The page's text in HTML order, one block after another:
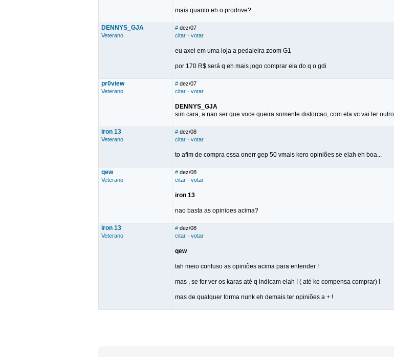
mais quanto eh o prodrive?
DENNYS_GJA
Veterano
# dez/07
citar · votar
eu axei em uma loja a pedaleira zoom G1
por 170 R$ será q eh mais jogo comprar ela do q o gdi
pr0view
Veterano
# dez/07
citar · votar
DENNYS_GJA
sim cara, a nao ser que voce queira somente distorcao, com ela vc vai ter
iron 13
Veterano
# dez/08
citar · votar
to afim de compra essa onerr gep 50 vmais kero opiniões se elah eh boa...
qew
Veterano
# dez/08
citar · votar
iron 13
nao basta as opinioes acima?
iron 13
Veterano
# dez/08
citar · votar
qew
tah meio confuso as opiniões acima para entender !
mas , se for ver os karas até q indicam elah ! ( até ke compensa comprar) !
mas de qualquer forma nunk eh demais ter opiniões a + !